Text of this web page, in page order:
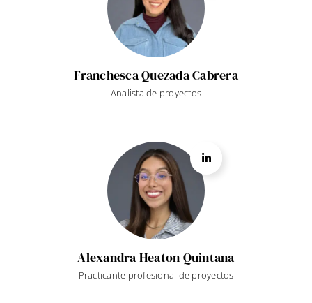
Franchesca Quezada Cabrera
Analista de proyectos
Alexandra Heaton Quintana
Practicante profesional de proyectos